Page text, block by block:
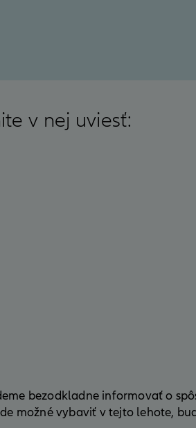
v nej uviesť:
bezodkladne informovať o
možné vybaviť v tejto lehote,